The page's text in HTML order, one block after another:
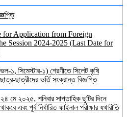
Application from Foreign
Session 2024-2025 (Last Date for
১, সিমেস্টার-১) শ্রেণীতে সিলেট কৃষি
ছাত্রীদের ভর্তি সংক্রান্ত বিজ্ঞপ্তি
মে ২০২৫, শনিবার সাপ্তাহিক ছুটির দিনে
এবং পূর্ব নির্ধারিত ফাইনাল পরীক্ষার যথারীতি